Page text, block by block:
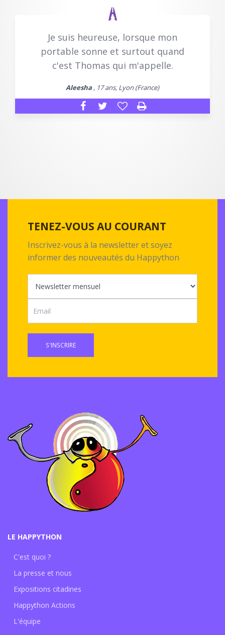
Je suis heureuse, lorsque mon
portable sonne et surtout quand
c'est Thomas qui m'appelle.
Aleesha , 17 ans, Lyon (France)
TENEZ-VOUS AU COURANT
Inscrivez-vous à la newsletter et soyez
informer des nouveautés du Happython
S'INSCRIRE
LE HAPPYTHON
C'est quoi ?
La presse et nous
Expositions citadines
Happython Actions
L'équipe